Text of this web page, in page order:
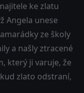
ke zlatu
Angela unese
ze školy
a našly ztracené
který ji varuje, že
zlato odstraní,